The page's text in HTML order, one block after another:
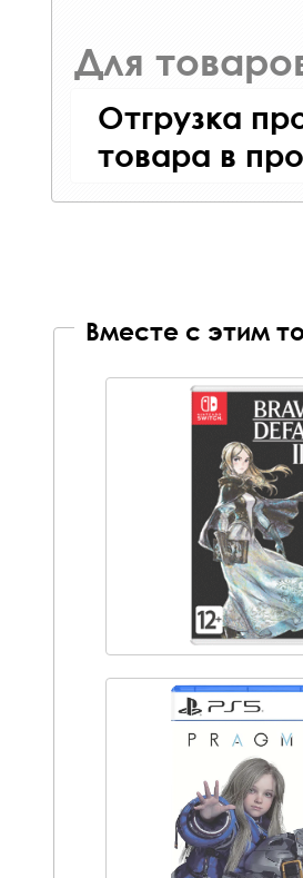
Для
Отгрузка
товара в
Вместе с этим